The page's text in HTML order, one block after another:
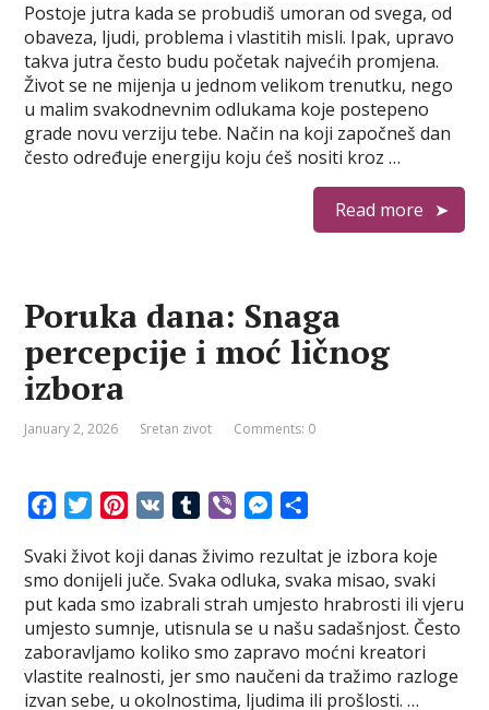
c
e
b
o
o
k
i
t
t
e
r
n
t
e
r
e
s
m
b
l
r
b
e
r
s
s
e
n
g
e
a
r
e
Postoje jutra kada se probudiš umoran od svega, od
obaveza, ljudi, problema i vlastitih misli. Ipak, upravo
takva jutra često budu početak najvećih promjena.
Život se ne mijenja u jednom velikom trenutku, nego
u malim svakodnevnim odlukama koje postepeno
grade novu verziju tebe. Način na koji započneš dan
često određuje energiju koju ćeš nositi kroz …
Read more
Poruka dana: Snaga
percepcije i moć ličnog
izbora
January 2, 2026 Sretan zivot Comments: 0
c
e
b
o
o
k
T
i
t
t
e
r
n
t
e
r
e
s
m
b
l
r
b
e
r
M
s
s
e
n
g
e
a
r
e
Svaki život koji danas živimo rezultat je izbora koje
smo donijeli juče. Svaka odluka, svaka misao, svaki
put kada smo izabrali strah umjesto hrabrosti ili vjeru
umjesto sumnje, utisnula se u našu sadašnjost. Često
zaboravljamo koliko smo zapravo moćni kreatori
vlastite realnosti, jer smo naučeni da tražimo razloge
izvan sebe, u okolnostima, ljudima ili prošlosti. …